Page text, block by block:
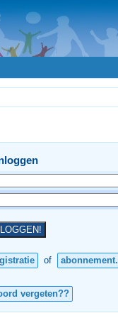
of abonnement.
vergeten??